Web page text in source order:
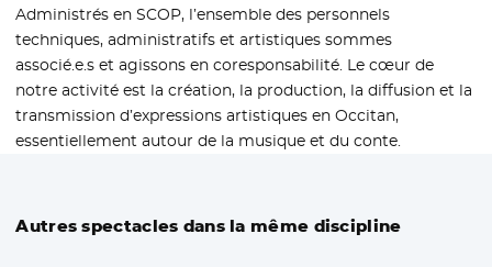
Administrés en SCOP, l’ensemble des personnels
techniques, administratifs et artistiques sommes
associé.e.s et agissons en coresponsabilité. Le cœur de
notre activité est la création, la production, la diffusion et la
transmission d’expressions artistiques en Occitan,
essentiellement autour de la musique et du conte.
Autres spectacles dans la même discipline